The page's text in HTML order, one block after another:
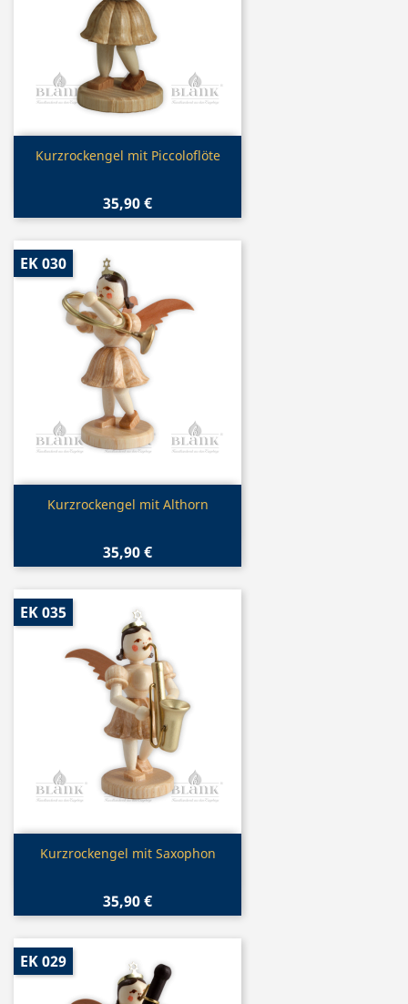
Vorschau
Kurzrockengel mit Piccoloflöte
35,90 €
Vorschau
Kurzrockengel mit Althorn
35,90 €
EK 030
Vorschau
Kurzrockengel mit Saxophon
35,90 €
EK 035
EK 029